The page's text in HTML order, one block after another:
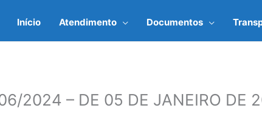
Início Atendimento Documentos
2024 – DE 05 DE JANEIRO DE